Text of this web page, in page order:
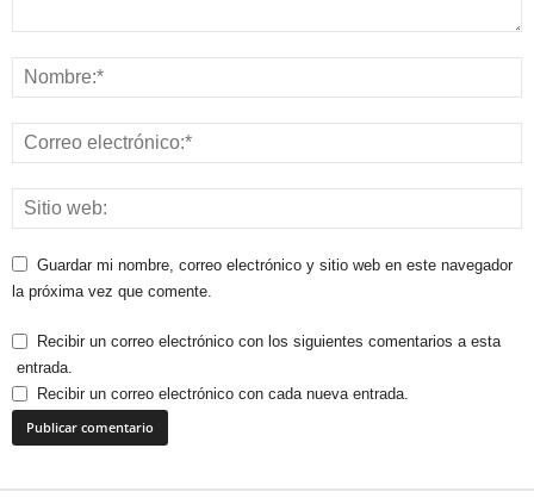
Guardar mi nombre, correo electrónico y sitio web en este navegador
la próxima vez que comente.
Recibir un correo electrónico con los siguientes comentarios a esta
entrada.
Recibir un correo electrónico con cada nueva entrada.